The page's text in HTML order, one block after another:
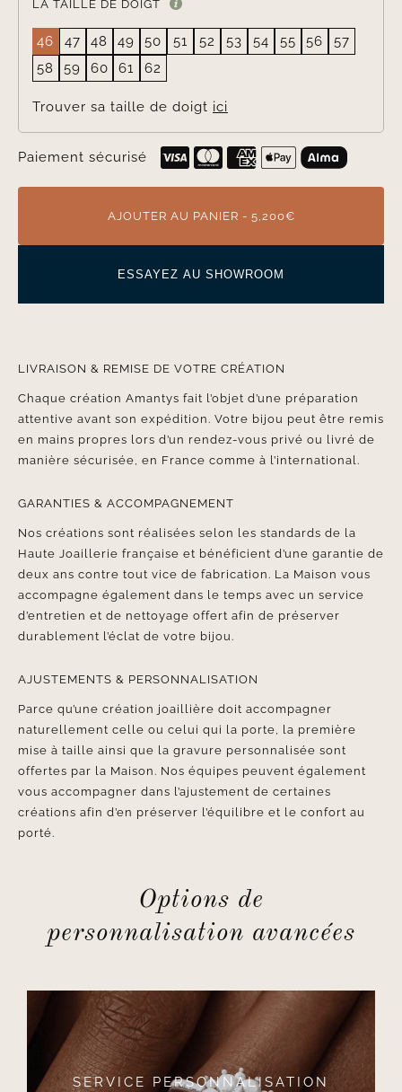
LA TAILLE DE DOIGT
46 47 48 49 50 51 52 53 54 55 56
57
58
59 60 61 62
Trouver sa taille de doigt ici
Paiement sécurisé
AJOUTER AU PANIER - 5,200€
ESSAYEZ AU SHOWROOM
LIVRAISON & REMISE DE VOTRE CRÉATION
Chaque création Amantys fait l’objet d’une préparation
attentive avant son expédition. Votre bijou peut être remis
en mains propres lors d’un rendez-vous privé ou livré de
manière sécurisée, en France comme à l’international.
GARANTIES & ACCOMPAGNEMENT
Nos créations sont réalisées selon les standards de la
Haute Joaillerie française et bénéficient d’une garantie de
deux ans contre tout vice de fabrication. La Maison vous
accompagne également dans le temps avec un service
d’entretien et de nettoyage offert afin de préserver
durablement l’éclat de votre bijou.
AJUSTEMENTS & PERSONNALISATION
Parce qu’une création joaillière doit accompagner
naturellement celle ou celui qui la porte, la première
mise à taille ainsi que la gravure personnalisée sont
offertes par la Maison. Nos équipes peuvent également
vous accompagner dans l’ajustement de certaines
créations afin d’en préserver l’équilibre et le confort au
porté.
Options de
personnalisation avancées
SERVICE PERSONNALISATION